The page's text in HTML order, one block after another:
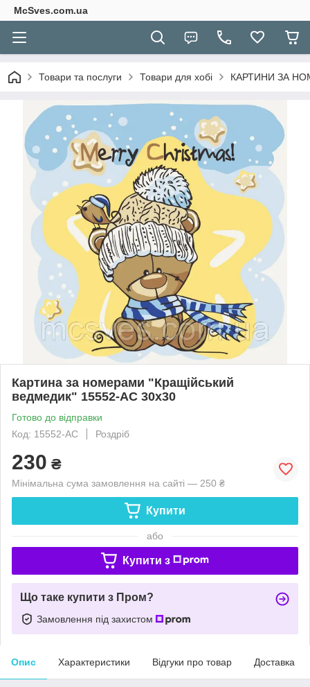
McSves.com.ua
Товари та послуги Товари для хобі КАРТИНИ ЗА
Картина за номерами "Кращійський
ведмедик" 15552-AC 30х30
Готово до відправки
Код: 15552-AC
Роздріб
230 ₴
Мінімальна сума замовлення на сайті — 250 ₴
Купити
або
Купити з
Що таке купити з Пром?
Замовлення під захистом
Опис Характеристики Відгуки про товар Доставка